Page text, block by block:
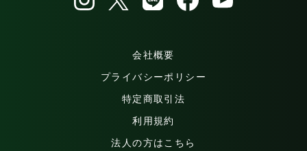
会社概要
プライバシーポリシー
特定商取引法
利用規約
法人の方はこちら